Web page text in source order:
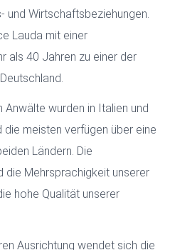
und Wirtschaftsbeziehungen.
Lauda mit einer
als 40 Jahren zu einer der
wurden in Italien und
meisten verfügen über eine
Ländern. Die
die Mehrsprachigkeit unserer
hohe Qualität unserer
Ausrichtung wendet sich die